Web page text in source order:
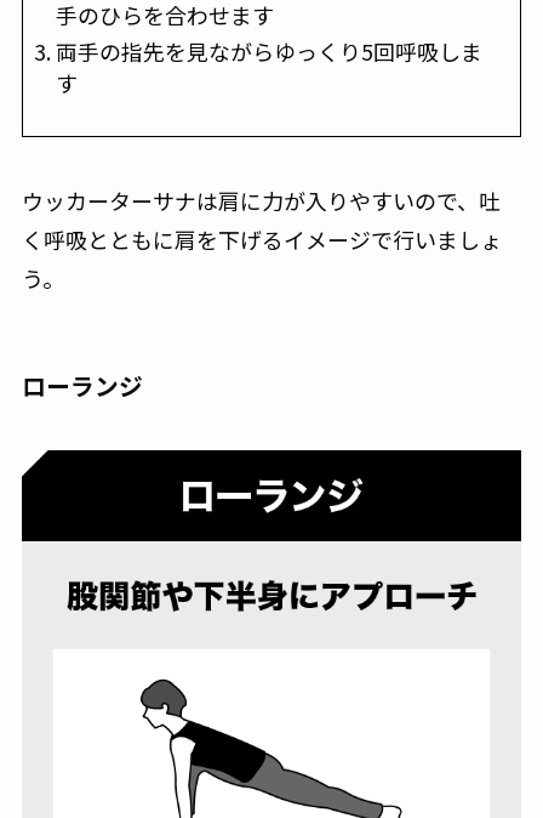
手のひらを合わせます
両手の指先を見ながらゆっくり5回呼吸しま
す
ウッカーターサナは肩に力が入りやすいので、吐
く呼吸とともに肩を下げるイメージで行いましょ
う。
ローランジ